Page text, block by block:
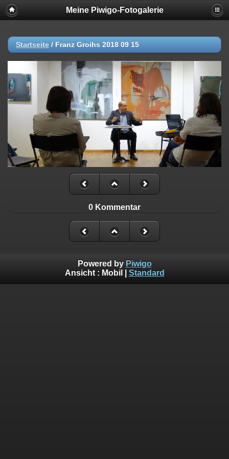
Meine Piwigo-Fotogalerie
Startseite / Franz Groihs 2018 09 15
0 Kommentar
Powered by Piwigo
Ansicht : Mobil Standard